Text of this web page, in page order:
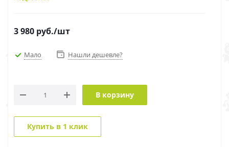
3 980 руб./шт
Мало Нашли дешевле?
В корзину
Купить в 1 клик